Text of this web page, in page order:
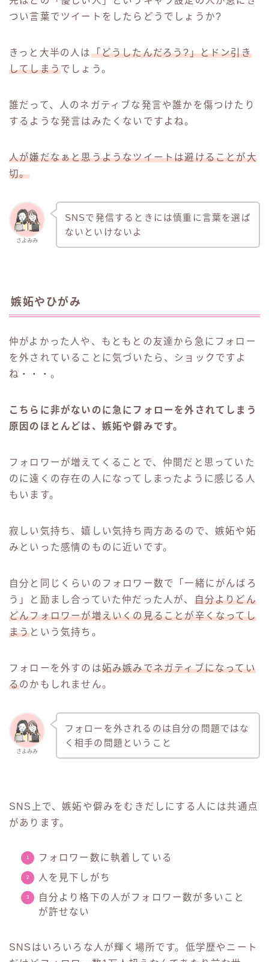
つい言葉でツイートをしたらどうでしょうか?
きっと大半の人は「どうしたんだろう?」とドン引き
してしまうでしょう。
誰だって、人のネガティブな発言や誰かを傷つけたり
するような発言はみたくないですよね。
人が嫌だなぁと思うようなツイートは避けることが大
切。
さよみみ
SNSで発信するときには慎重に言葉を選ば
ないといけないよ
嫉妬やひがみ
仲がよかった人や、もともとの友達から急にフォロー
を外されていることに気づいたら、ショックですよ
ね・・・。
こちらに非がないのに急にフォローを外されてしまう
原因のほとんどは、嫉妬や僻みです。
フォロワーが増えてくることで、仲間だと思っていた
のに遠くの存在の人になってしまったように感じる人
もいます。
寂しい気持ち、嬉しい気持ち両方あるので、嫉妬や妬
みといった感情のものに近いです。
自分と同じくらいのフォロワー数で「一緒にがんばろ
う」と励まし合っていた仲だった人が、 自分よりどん
どんフォロワーが増えいくの見ることが辛くなってし
まうという気持ち。
フォローを外すのは妬み嫉みでネガティブになってい
るのかもしれません。
さよみみ
フォローを外されるのは自分の問題ではな
く相手の問題ということ
SNS上で、嫉妬や僻みをむきだしにする人には共通点
があります。
フォロワー数に執着している
人を見下しがち
自分より格下の人がフォロワー数が多いこと
が許せない
SNSはいろいろな人が輝く場所です。低学歴やニート